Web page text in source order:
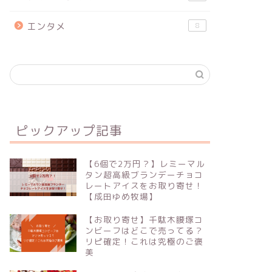
エンタメ 8
ピックアップ記事
【6個で2万円？】レミーマル
タン超高級ブランデーチョコ
レートアイスをお取り寄せ！
【成田ゆめ牧場】
【お取り寄せ】千駄木腰塚コ
ンビーフはどこで売ってる？
リピ確定！これは究極のご褒
美